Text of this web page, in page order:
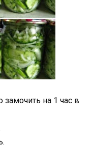
на 1 час в